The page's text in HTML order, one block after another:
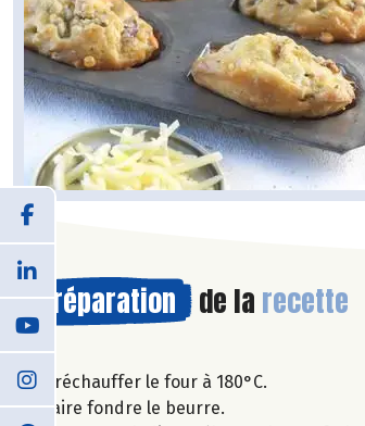
Préparation de la recette
Préchauffer le four à 180°C.
Faire fondre le beurre.